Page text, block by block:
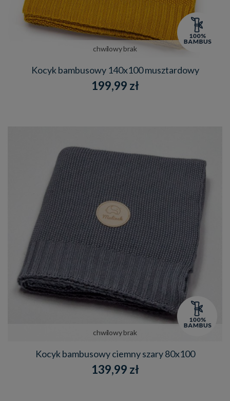
chwilowy brak
Kocyk bambusowy 140x100 musztardowy
199,99 zł
chwilowy brak
Kocyk bambusowy ciemny szary 80x100
139,99 zł